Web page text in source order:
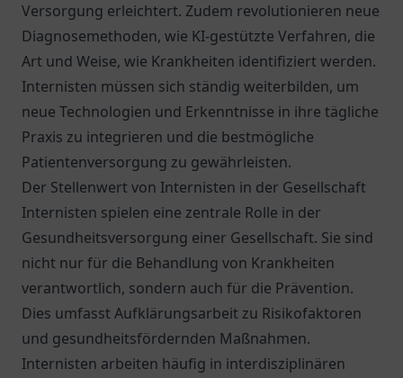
Versorgung erleichtert. Zudem revolutionieren neue
Diagnosemethoden, wie KI-gestützte Verfahren, die
Art und Weise, wie Krankheiten identifiziert werden.
Internisten müssen sich ständig weiterbilden, um
neue Technologien und Erkenntnisse in ihre tägliche
Praxis zu integrieren und die bestmögliche
Patientenversorgung zu gewährleisten.
Der Stellenwert von Internisten in der Gesellschaft
Internisten spielen eine zentrale Rolle in der
Gesundheitsversorgung einer Gesellschaft. Sie sind
nicht nur für die Behandlung von Krankheiten
verantwortlich, sondern auch für die Prävention.
Dies umfasst Aufklärungsarbeit zu Risikofaktoren
und gesundheitsfördernden Maßnahmen.
Internisten arbeiten häufig in interdisziplinären